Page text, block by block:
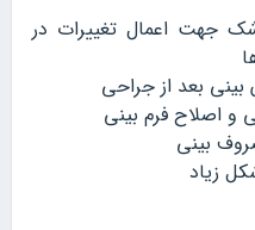
جهت اعمال تغییرات در
بعد از جراحی
و اصلاح فرم بینی
بینی
زیاد